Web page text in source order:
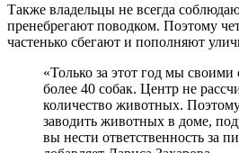
Также владельцы не всегда
пренебрегают поводком. Поэтому
частенько сбегают и пополняют
«Только за этот год мы своими
более 40 собак. Центр не
количество животных.
заводить животных в доме,
вы нести ответственность за